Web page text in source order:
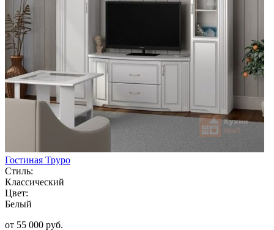
Гостиная Труро
Стиль:
Классический
Цвет:
Белый
от 55 000 руб.